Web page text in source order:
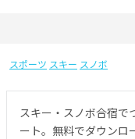
スポーツ スキー スノボ
スキー・スノボ合宿で
ート。無料でダウン